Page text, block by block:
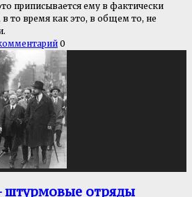
приписывается ему в фактически
то время как это, в общем то, не
0
штурмовые отряды